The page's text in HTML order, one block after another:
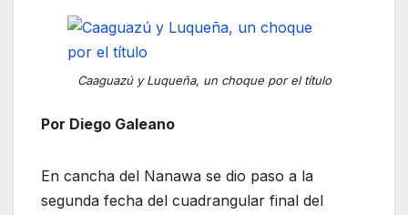
Caaguazú y Luqueña, un choque por el título
Por Diego Galeano
En cancha del Nanawa se dio paso a la
segunda fecha del cuadrangular final del